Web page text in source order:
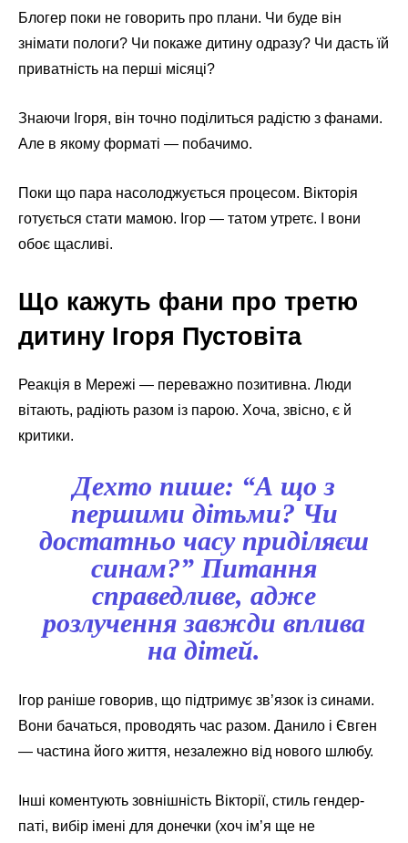
Блогер поки не говорить про плани. Чи буде він
знімати пологи? Чи покаже дитину одразу? Чи дасть їй
приватність на перші місяці?
Знаючи Ігоря, він точно поділиться радістю з фанами.
Але в якому форматі — побачимо.
Поки що пара насолоджується процесом. Вікторія
готується стати мамою. Ігор — татом утретє. І вони
обоє щасливі.
Що кажуть фани про третю
дитину Ігоря Пустовіта
Реакція в Мережі — переважно позитивна. Люди
вітають, радіють разом із парою. Хоча, звісно, є й
критики.
Дехто пише: “А що з
першими дітьми? Чи
достатньо часу приділяєш
синам?” Питання
справедливе, адже
розлучення завжди вплива
на дітей.
Ігор раніше говорив, що підтримує зв’язок із синами.
Вони бачаться, проводять час разом. Данило і Євген
— частина його життя, незалежно від нового шлюбу.
Інші коментують зовнішність Вікторії, стиль гендер-
паті, вибір імені для донечки (хоч ім’я ще не